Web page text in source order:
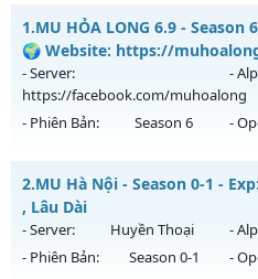
1.MU HỎA LONG 6.9 - Season
🌍 Website: https://
- Server:
https://facebook.com/muhoalong
-
- Phiên Bản: Season 6 -
MU HỎA LONG 6.9 - 🌍
Mu mới ra tháng 07 2026 - Mở
https://facebook.com/
30/07/2626
2.MU Hà Nội - Season 0-1 -
, Lâu Dài
- Server: Huyền Thoại -
- Phiên Bản:
Season 0-1 -